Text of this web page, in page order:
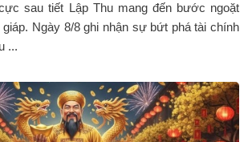
sau tiết Lập Thu mang đến bước ngoặt
Ngày 8/8 ghi nhận sự bứt phá tài chính
...